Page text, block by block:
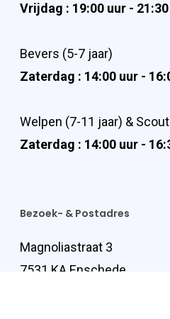
Vrijdag : 19:00 uur -
Bevers (5-7 jaar)
Zaterdag : 14:00 uur -
Welpen (7-11 jaar) &
Zaterdag : 14:00 uur -
Bezoek- & Postadres
Magnoliastraat 3
7531 KA Enschede